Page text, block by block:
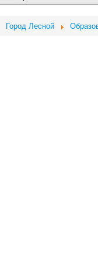
Город Лесной